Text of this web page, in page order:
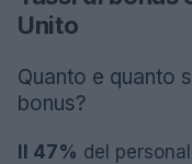
Unito
Quanto e quanto
bonus?
Il 47% del